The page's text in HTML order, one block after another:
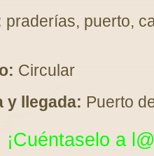
praderías, puerto,
Circular
y llegada: Puerto
¡Cuéntaselo a